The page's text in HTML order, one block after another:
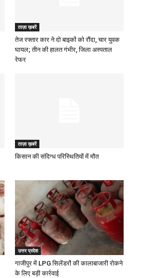
ताज़ा ख़बरें
तेज रफ्तार कार ने दो बाइकों को रौंदा, चार युवक
घायल; तीन की हालत गंभीर, जिला अस्पताल
रेफर
ताज़ा ख़बरें
किसान की संदिग्ध परिस्थितियों में मौत
उत्तर प्रदेश
गाजीपुर में LPG सिलेंडरों की कालाबाजारी रोकने
के लिए बड़ी कार्रवाई